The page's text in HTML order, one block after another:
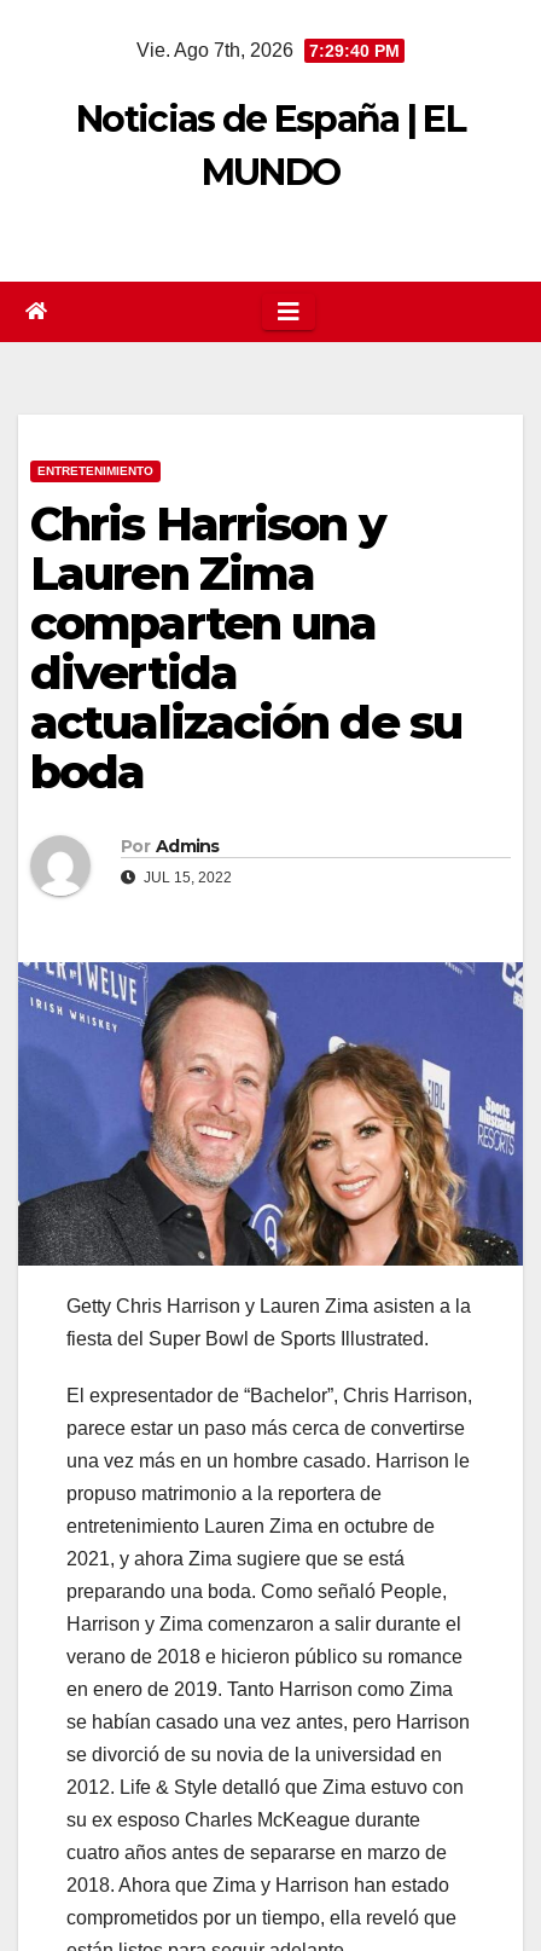
Vie. Ago 7th, 2026 7:29:41 PM
Noticias de España | EL
MUNDO
ENTRETENIMIENTO
Chris Harrison y
Lauren Zima
comparten una
divertida
actualización de su
boda
Por Admins
JUL 15, 2022
Getty Chris Harrison y Lauren Zima asisten a la
fiesta del Super Bowl de Sports Illustrated.
El expresentador de “Bachelor”, Chris Harrison,
parece estar un paso más cerca de convertirse
una vez más en un hombre casado. Harrison le
propuso matrimonio a la reportera de
entretenimiento Lauren Zima en octubre de
2021, y ahora Zima sugiere que se está
preparando una boda. Como señaló People,
Harrison y Zima comenzaron a salir durante el
verano de 2018 e hicieron público su romance
en enero de 2019. Tanto Harrison como Zima
se habían casado una vez antes, pero Harrison
se divorció de su novia de la universidad en
2012. Life & Style detalló que Zima estuvo con
su ex esposo Charles McKeague durante
cuatro años antes de separarse en marzo de
2018. Ahora que Zima y Harrison han estado
comprometidos por un tiempo, ella reveló que